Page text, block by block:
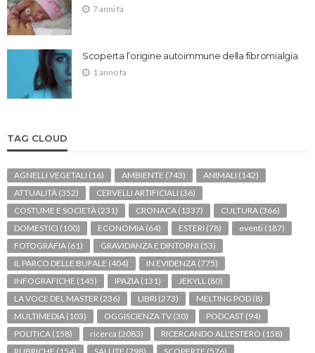
7 anni fa
Scoperta l’origine autoimmune della fibromialgia
1 anno fa
TAG CLOUD
AGNELLI VEGETALI (16) AMBIENTE (743) ANIMALI (142)
ATTUALITÀ (352) CERVELLI ARTIFICIALI (36)
COSTUME E SOCIETÀ (231) CRONACA (1337) CULTURA (366)
DOMESTICI (100) ECONOMIA (64) ESTERI (78) eventi (187)
FOTOGRAFIA (61) GRAVIDANZA E DINTORNI (53)
IL PARCO DELLE BUFALE (404) IN EVIDENZA (775)
INFOGRAFICHE (145) IPAZIA (131) JEKYLL (80)
LA VOCE DEL MASTER (236) LIBRI (273) MELTING POD (8)
MULTIMEDIA (103) OGGISCIENZA TV (30) PODCAST (94)
POLITICA (158) ricerca (2083) RICERCANDO ALL'ESTERO (158)